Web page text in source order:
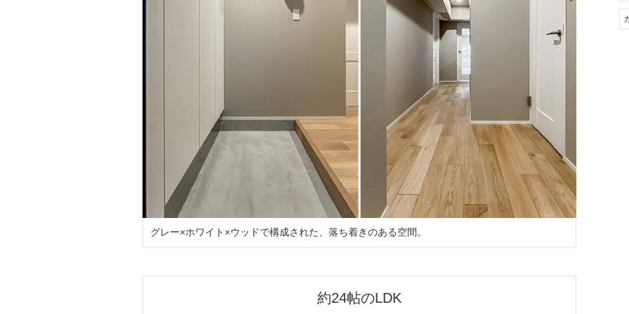
グレー×ホワイト×ウッドで構成された、落ち着きのある空間。
約24帖のLDK